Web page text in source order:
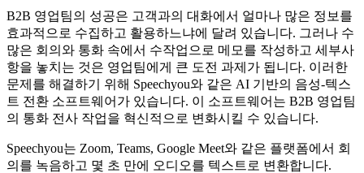
B2B 영업팀의 성공은 고객과의 대화에서 얼마나 많은 정보를
효과적으로 수집하고 활용하느냐에 달려 있습니다. 그러나 수
많은 회의와 통화 속에서 수작업으로 메모를 작성하고 세부사
항을 놓치는 것은 영업팀에게 큰 도전 과제가 됩니다. 이러한
문제를 해결하기 위해 Speechyou와 같은 AI 기반의 음성-텍스
트 전환 소프트웨어가 있습니다. 이 소프트웨어는 B2B 영업팀
의 통화 전사 작업을 혁신적으로 변화시킬 수 있습니다.
Speechyou는 Zoom, Teams, Google Meet와 같은 플랫폼에서 회
의를 녹음하고 몇 초 만에 오디오를 텍스트로 변환합니다.